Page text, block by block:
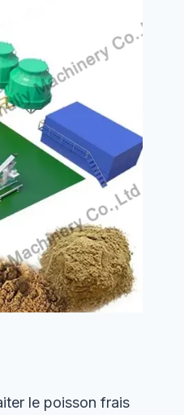
le poisson frais